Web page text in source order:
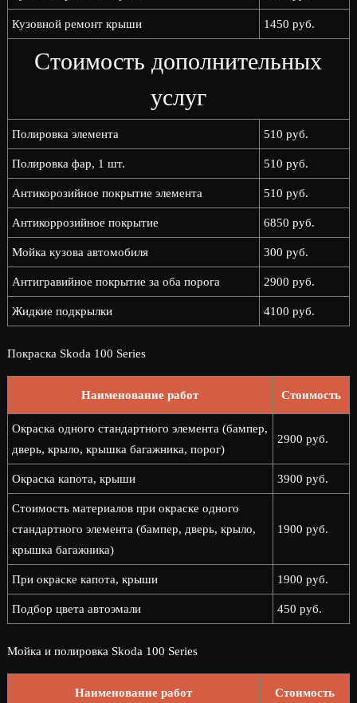
Кузовной ремонт крыши 1450 руб.
Стоимость дополнительных
услуг
Полировка элемента 510 руб.
Полировка фар, 1 шт. 510 руб.
Антикорозийное покрытие элемента 510 руб.
Антикоррозийное покрытие 6850 руб.
Мойка кузова автомобиля 300 руб.
Антигравийное покрытие за оба порога 2900 руб.
Жидкие подкрылки 4100 руб.
Покраска Skoda 100 Series
Наименование работ Стоимость
Окраска одного стандартного элемента (бампер,
дверь, крыло, крышка багажника, порог)
2900 руб.
Окраска капота, крыши 3900 руб.
Стоимость материалов при окраске одного
стандартного элемента (бампер, дверь, крыло,
крышка багажника)
1900 руб.
При окраске капота, крыши 1900 руб.
Подбор цвета автоэмали 450 руб.
Мойка и полировка Skoda 100 Series
Наименование работ Стоимость